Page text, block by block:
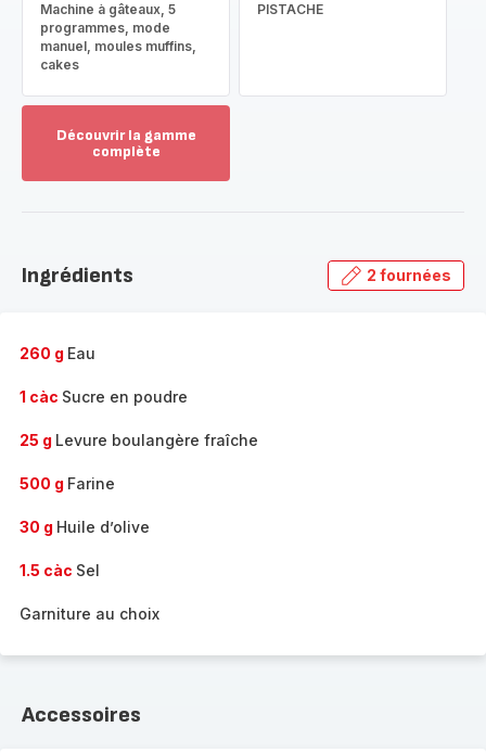
Machine à gâteaux, 5
programmes, mode
manuel, moules muffins,
cakes
PISTACHE
Découvrir la gamme
complète
gamme
Ingrédients 2 fournées
260 g Eau
1 càc Sucre en poudre
25 g Levure boulangère fraîche
500 g Farine
30 g Huile d’olive
1.5 càc Sel
Garniture au choix
Accessoires